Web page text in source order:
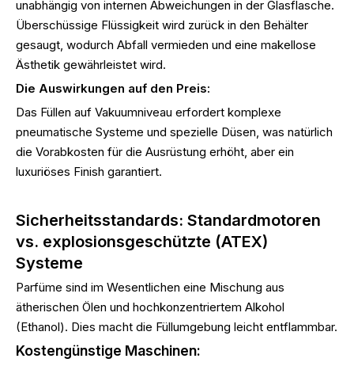
unabhängig von internen Abweichungen in der Glasflasche.
Überschüssige Flüssigkeit wird zurück in den Behälter
gesaugt, wodurch Abfall vermieden und eine makellose
Ästhetik gewährleistet wird.
Die Auswirkungen auf den Preis:
Das Füllen auf Vakuumniveau erfordert komplexe
pneumatische Systeme und spezielle Düsen, was natürlich
die Vorabkosten für die Ausrüstung erhöht, aber ein
luxuriöses Finish garantiert.
Sicherheitsstandards: Standardmotoren
vs. explosionsgeschützte (ATEX)
Systeme
Parfüme sind im Wesentlichen eine Mischung aus
ätherischen Ölen und hochkonzentriertem Alkohol
(Ethanol). Dies macht die Füllumgebung leicht entflammbar.
Kostengünstige Maschinen: